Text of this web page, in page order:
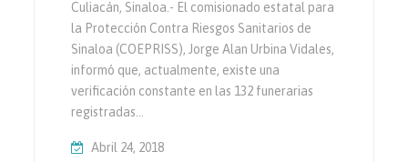
Culiacán, Sinaloa.- El comisionado estatal para
la Protección Contra Riesgos Sanitarios de
Sinaloa (COEPRISS), Jorge Alan Urbina Vidales,
informó que, actualmente, existe una
verificación constante en las 132 funerarias
registradas…
Abril 24, 2018